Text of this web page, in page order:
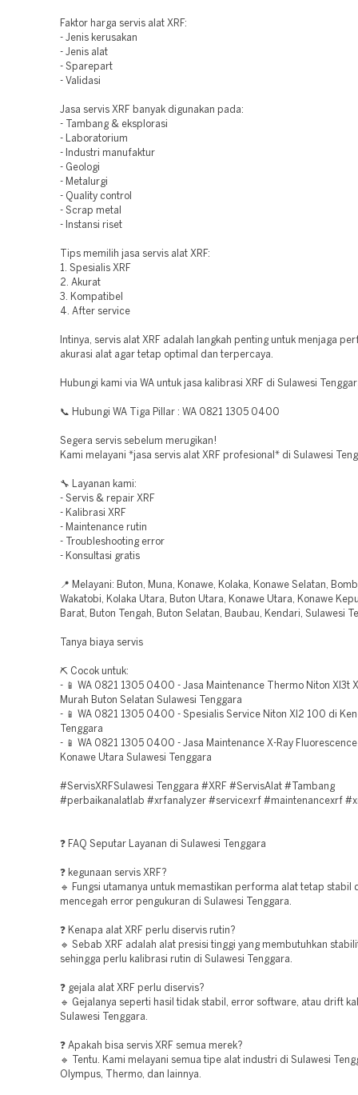
Faktor harga servis alat XRF:
- Jenis kerusakan
- Jenis alat
- Sparepart
- Validasi
Jasa servis XRF banyak digunakan pada:
- Tambang & eksplorasi
- Laboratorium
- Industri manufaktur
- Geologi
- Metalurgi
- Quality control
- Scrap metal
- Instansi riset
Tips memilih jasa servis alat XRF:
1. Spesialis XRF
2. Akurat
3. Kompatibel
4. After service
Intinya, servis alat XRF adalah langkah penting untuk menjaga
akurasi alat agar tetap optimal dan terpercaya.
Hubungi kami via WA untuk jasa kalibrasi XRF di Sulawesi
📞 Hubungi WA Tiga Pillar : WA 0821 1305 0400
Segera servis sebelum merugikan!
Kami melayani *jasa servis alat XRF profesional* di Sulawesi
🔧 Layanan kami:
- Servis & repair XRF
- Kalibrasi XRF
- Maintenance rutin
- Troubleshooting error
- Konsultasi gratis
📍 Melayani: Buton, Muna, Konawe, Kolaka, Konawe Selatan,
Wakatobi, Kolaka Utara, Buton Utara, Konawe Utara, Konawe
Barat, Buton Tengah, Buton Selatan, Baubau, Kendari, Sulawesi
Tanya biaya servis
⛏️ Cocok untuk:
- 📱 WA 0821 1305 0400 - Jasa Maintenance Thermo Niton Xl3t
Murah Buton Selatan Sulawesi Tenggara
- 📱 WA 0821 1305 0400 - Spesialis Service Niton Xl2 100 di
Tenggara
- 📱 WA 0821 1305 0400 - Jasa Maintenance X-Ray Fluorescence
Konawe Utara Sulawesi Tenggara
#ServisXRFSulawesi Tenggara #XRF #ServisAlat #Tambang
#perbaikanalatlab #xrfanalyzer #servicexrf #maintenancexrf
❓ FAQ Seputar Layanan di Sulawesi Tenggara
❓ kegunaan servis XRF?
🔹 Fungsi utamanya untuk memastikan performa alat tetap stabil
mencegah error pengukuran di Sulawesi Tenggara.
❓ Kenapa alat XRF perlu diservis rutin?
🔹 Sebab XRF adalah alat presisi tinggi yang membutuhkan
sehingga perlu kalibrasi rutin di Sulawesi Tenggara.
❓ gejala alat XRF perlu diservis?
🔹 Gejalanya seperti hasil tidak stabil, error software, atau drift
Sulawesi Tenggara.
❓ Apakah bisa servis XRF semua merek?
🔹 Tentu. Kami melayani semua tipe alat industri di Sulawesi
Olympus, Thermo, dan lainnya.